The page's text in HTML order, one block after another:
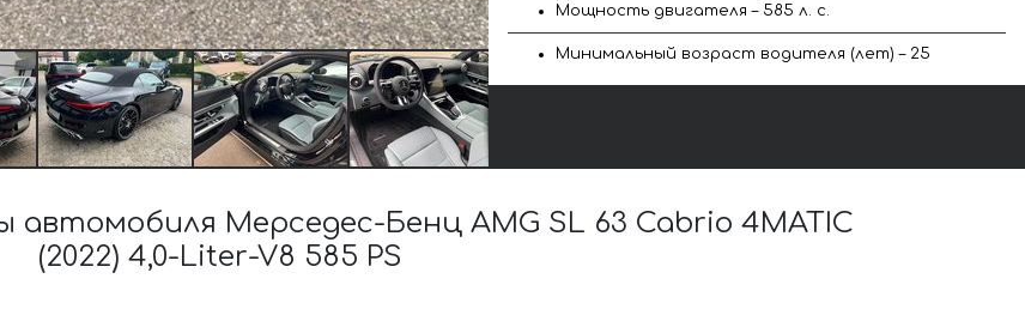
Мощность двигателя – 585 л. с.
Минимальный возраст водителя (лет) – 25
Мерседес-Бенц AMG SL 63 Cabrio 4MATIC
(2022) 4,0-Liter-V8 585 PS